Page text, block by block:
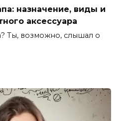
назначение, виды и
аксессуара
Ты, возможно, слышал о